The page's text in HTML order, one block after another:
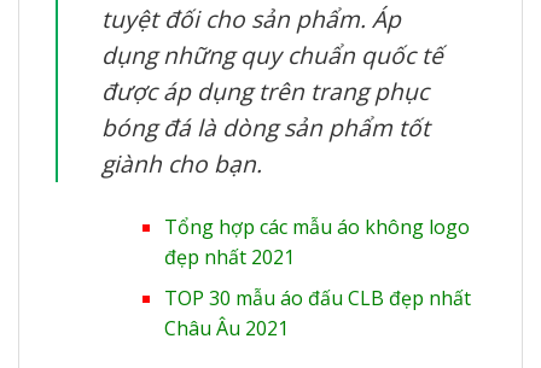
tuyệt đối cho sản phẩm. Áp
dụng những quy chuẩn quốc tế
được áp dụng trên trang phục
bóng đá là dòng sản phẩm tốt
giành cho bạn.
Tổng hợp các mẫu áo không logo
đẹp nhất 2021
TOP 30 mẫu áo đấu CLB đẹp nhất
Châu Âu 2021